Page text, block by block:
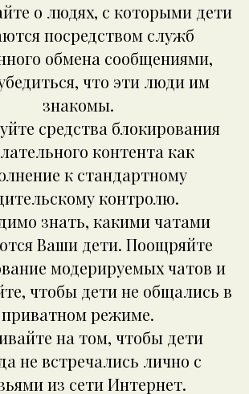
о людях, с которыми дети
посредством служб
обмена сообщениями,
что эти люди им
знакомы.
средства блокирования
контента как
к стандартному
контролю.
знать, какими чатами
Ваши дети. Поощряйте
модерируемых чатов и
чтобы дети не общались в
приватном режиме.
на том, чтобы дети
не встречались лично с
из сети Интернет.